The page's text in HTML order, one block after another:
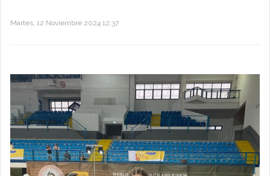
Martes, 12 Noviembre 2024 12:37